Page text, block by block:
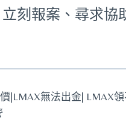
刻報案、尋求
|LMAX無法出金| LMAX